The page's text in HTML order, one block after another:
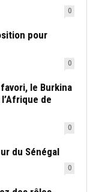
0
pour
0
le Burkina
de
0
du Sénégal
0